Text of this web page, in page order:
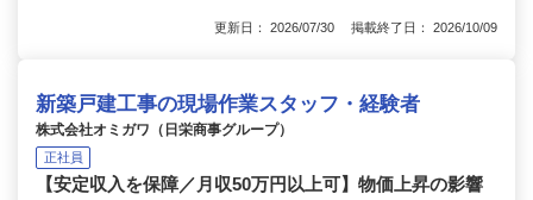
更新日： 2026/07/30 掲載終了日： 2026/10/09
新築戸建工事の現場作業スタッフ・経験者
株式会社オミガワ（日栄商事グループ）
正社員
【安定収入を保障／月収50万円以上可】物価上昇の影響